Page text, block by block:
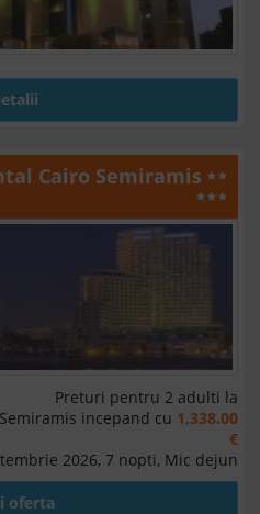
Cairo Semiramis
Preturi pentru 2 adulti la
incepand cu 1,338.00
€
2026, 7 nopti, Mic dejun
oferta